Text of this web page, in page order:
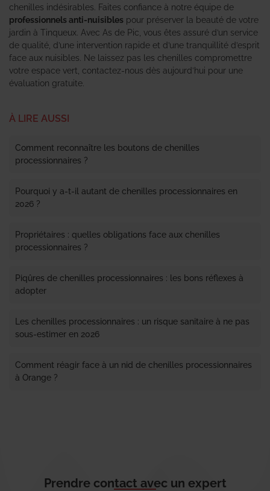
chenilles indésirables. Faites confiance à notre équipe de
professionnels anti-nuisibles pour préserver la beauté de votre
jardin à Tinqueux. Avec As de Pic, vous êtes assuré d’un service
de qualité, d’une intervention rapide et d’une tranquillité d’esprit
face aux nuisibles. Ne laissez pas les chenilles compromettre
votre espace vert, contactez-nous dès aujourd’hui pour une
évaluation gratuite.
À LIRE AUSSI
Comment reconnaître les boutons de chenilles
processionnaires ?
Pourquoi y a-t-il autant de chenilles processionnaires en
2026 ?
Propriétaires : quelles obligations face aux chenilles
processionnaires ?
Piqûres de chenilles processionnaires : les bons réflexes à
adopter
Les chenilles processionnaires : un risque sanitaire à ne pas
sous-estimer en 2026
Comment réagir face à un nid de chenilles processionnaires
à Orange ?
Prendre contact avec un expert